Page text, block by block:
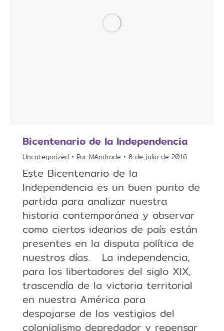
Bicentenario de la Independencia
Uncategorized Por MAndrade 8 de julio de 2016
Este Bicentenario de la
Independencia es un buen punto de
partida para analizar nuestra
historia contemporánea y observar
como ciertos idearios de país están
presentes en la disputa política de
nuestros días. La independencia,
para los libertadores del siglo XIX,
trascendía de la victoria territorial
en nuestra América para
despojarse de los vestigios del
colonialismo depredador y repensar